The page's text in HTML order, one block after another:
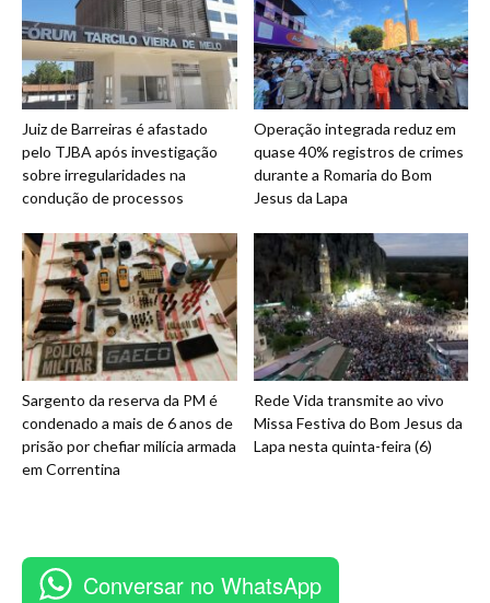
Juiz de Barreiras é afastado
pelo TJBA após investigação
sobre irregularidades na
condução de processos
Operação integrada reduz em
quase 40% registros de crimes
durante a Romaria do Bom
Jesus da Lapa
Sargento da reserva da PM é
condenado a mais de 6 anos de
prisão por chefiar milícia armada
em Correntina
Rede Vida transmite ao vivo
Missa Festiva do Bom Jesus da
Lapa nesta quinta-feira (6)
Conversar no WhatsApp